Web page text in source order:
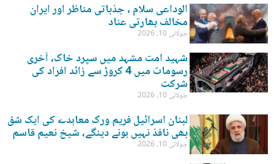
الوداعی سلام ، جذباتی مناظر اور ایران
مخالف بھارتی عناد
جولائی 10, 2026
شہید امت مشہد میں سپرد خاک، آخری
رسومات میں 4 کروڑ سے زائد افراد کی
شرکت
جولائی 10, 2026
لبنان اسرائیل فریم ورک معاہدے کی ایک شق
بھی نافذ نہیں ہونے دینگے، شیخ نعیم قاسم
جولائی 10, 2026